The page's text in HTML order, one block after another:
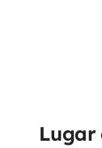
Lugar